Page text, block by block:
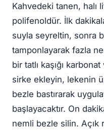
Kahvedeki tanen, halı
polifenoldür. İlk
suyla seyreltin, sonra
tamponlayarak fazla
bir tatlı kaşığı
sirke ekleyin, lekenin
bezle bastırarak
başlayacaktır. On
nemli bezle silin. Açık